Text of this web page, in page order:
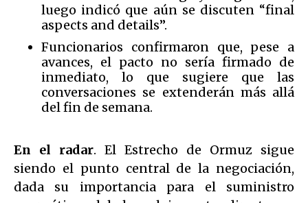
luego indicó que aún se discuten “final
aspects and details”.
Funcionarios confirmaron que, pese a
avances, el pacto no sería firmado de
inmediato, lo que sugiere que las
conversaciones se extenderán más allá
del fin de semana.
En el radar. El Estrecho de Ormuz sigue
siendo el punto central de la negociación,
dada su importancia para el suministro